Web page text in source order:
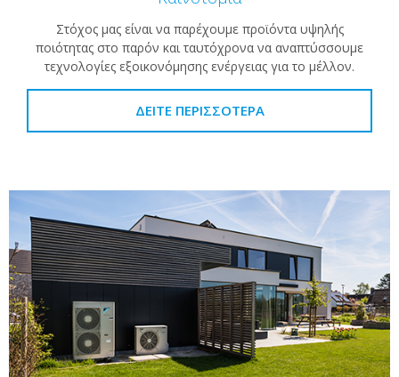
Στόχος μας είναι να παρέχουμε προϊόντα υψηλής
ποιότητας στο παρόν και ταυτόχρονα να αναπτύσσουμε
τεχνολογίες εξοικονόμησης ενέργειας για το μέλλον.
ΔΕΊΤΕ ΠΕΡΙΣΣΌΤΕΡΑ